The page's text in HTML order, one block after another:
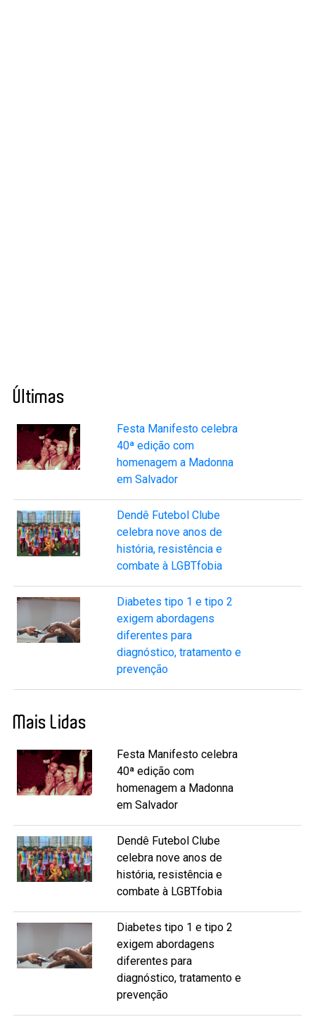
Últimas
Festa Manifesto celebra
40ª edição com
homenagem a Madonna
em Salvador
Dendê Futebol Clube
celebra nove anos de
história, resistência e
combate à LGBTfobia
Diabetes tipo 1 e tipo 2
exigem abordagens
diferentes para
diagnóstico, tratamento e
prevenção
Mais Lidas
Festa Manifesto celebra
40ª edição com
homenagem a Madonna
em Salvador
Dendê Futebol Clube
celebra nove anos de
história, resistência e
combate à LGBTfobia
Diabetes tipo 1 e tipo 2
exigem abordagens
diferentes para
diagnóstico, tratamento e
prevenção